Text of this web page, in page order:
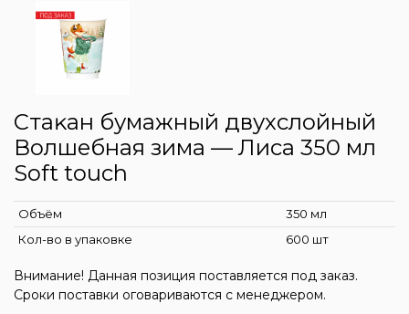
Стаĸан бумажный двухслойный
Волшебная зима — Лиса 350 мл
Soft touch
Объём
350 мл
Кол-во в упаковке
600 шт
Внимание! Данная позиция поставляется под заказ.
Сроки поставки оговариваются с менеджером.